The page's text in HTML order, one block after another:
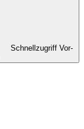
Schnellzugriff Vor-